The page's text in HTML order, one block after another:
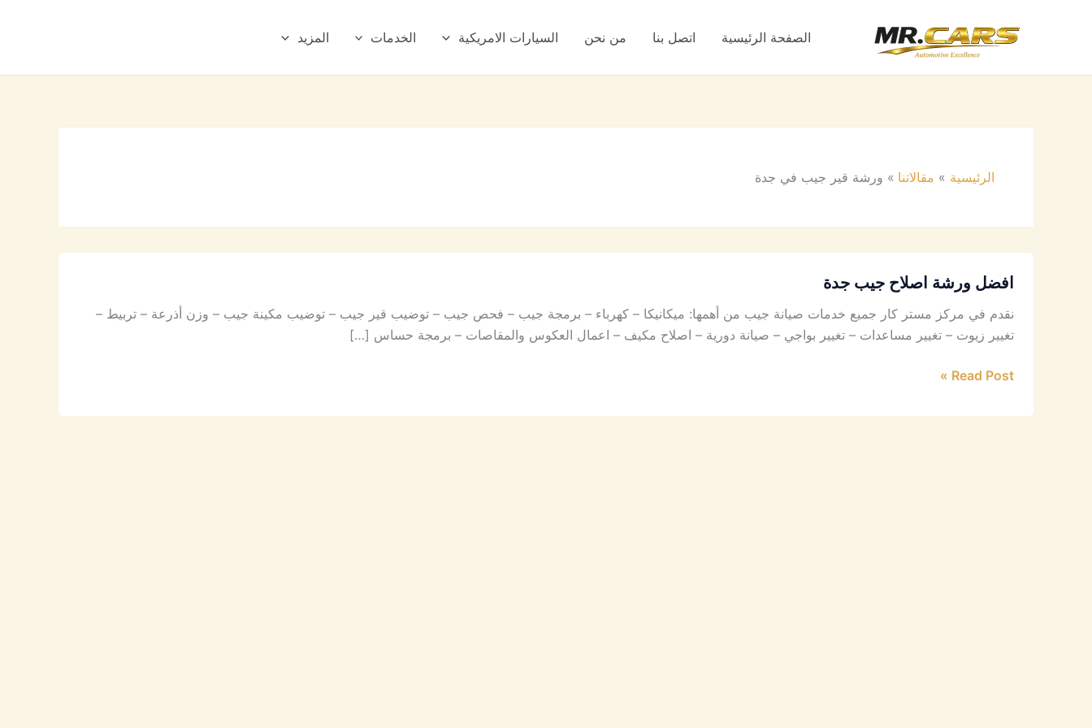
الصفحة الرئيسية اتصل بنا من نحن السيارات الامريكية الخدمات المزيد
الرئيسية مقالاتنا ورشة قير جيب في جدة
افضل ورشة اصلاح جيب جدة
نقدم في مركز مستر كار جميع خدمات صيانة جيب من أهمها: ميكانيكا – كهرباء – برمجة جيب – فحص جيب – توضيب قير جيب – توضيب مكينة جيب – وزن أذرعة – تربيط –
تغيير زيوت – تغيير مساعدات – تغيير بواجي – صيانة دورية – اصلاح مكيف – اعمال العكوس والمقاصات – برمجة حساس […]
Read Post »